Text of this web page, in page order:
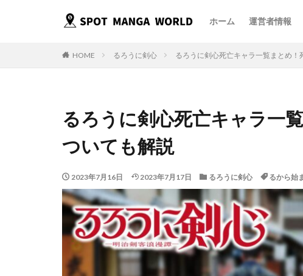
ホーム 運営者情報
HOME るろうに剣心 るろうに剣心死亡キャラ一覧まとめ
るろうに剣心死亡キャラ一
ついても解説
2023年7月16日 2023年7月17日 るろうに剣心 るから始